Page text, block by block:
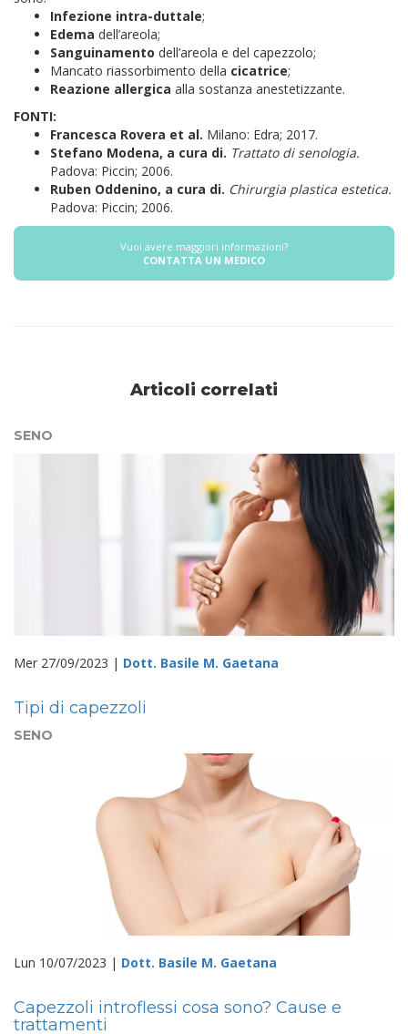
Infezione intra-duttale;
Edema dell’areola;
Sanguinamento dell’areola e del capezzolo;
Mancato riassorbimento della cicatrice;
Reazione allergica alla sostanza anestetizzante.
FONTI:
Francesca Rovera et al. Milano: Edra; 2017.
Stefano Modena, a cura di. Trattato di senologia.
Padova: Piccin; 2006.
Ruben Oddenino, a cura di. Chirurgia plastica estetica.
Padova: Piccin; 2006.
Vuoi avere maggiori informazioni?
CONTATTA UN MEDICO
Articoli correlati
SENO
Mer 27/09/2023 | Dott. Basile M. Gaetana
Tipi di capezzoli
SENO
Lun 10/07/2023 | Dott. Basile M. Gaetana
Capezzoli introflessi cosa sono? Cause e
trattamenti